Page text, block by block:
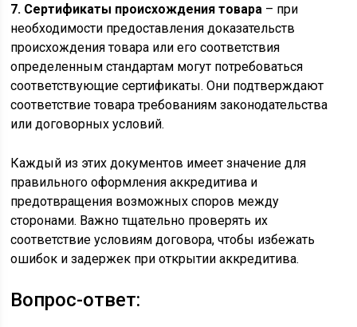
7. Сертификаты происхождения товара – при
необходимости предоставления доказательств
происхождения товара или его соответствия
определенным стандартам могут потребоваться
соответствующие сертификаты. Они подтверждают
соответствие товара требованиям законодательства
или договорных условий.
Каждый из этих документов имеет значение для
правильного оформления аккредитива и
предотвращения возможных споров между
сторонами. Важно тщательно проверять их
соответствие условиям договора, чтобы избежать
ошибок и задержек при открытии аккредитива.
Вопрос-ответ: